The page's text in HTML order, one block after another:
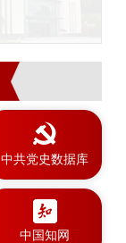
中共党史数据库
中国知网